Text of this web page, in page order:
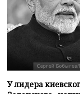
У лидера